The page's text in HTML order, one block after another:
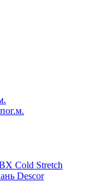
Cold Stretch
Descor